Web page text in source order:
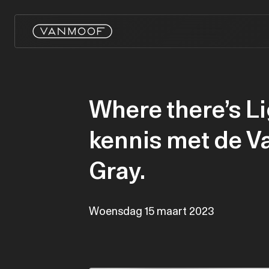
Woensdag 15 maart 2023
Where there’s
kennis met de
Gray.